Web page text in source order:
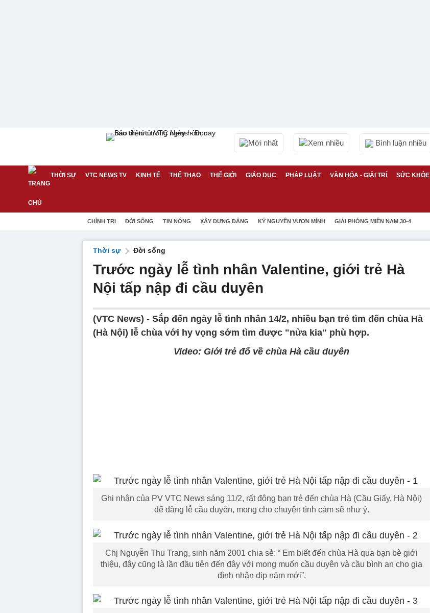
Mới nhất Xem nhiều Bình luận nhiều
THỜI SỰ VTC NEWS TV KINH TẾ THỂ THAO THẾ GIỚI GIÁO DỤC PHÁP LUẬT VĂN HÓA - GIẢI TRÍ SỨC KHỎE
CHÍNH TRỊ ĐỜI SỐNG TIN NÓNG XÂY DỰNG ĐẢNG KỶ NGUYÊN VƯƠN MÌNH GIẢI PHÓNG MIỀN NAM 30-4
Thời sự Đời sống
Trước ngày lễ tình nhân Valentine, giới trẻ Hà
Nội tấp nập đi cầu duyên
(VTC News) - Sắp đến ngày lễ tình nhân 14/2, nhiều bạn trẻ tìm đến chùa Hà
(Hà Nội) lễ chùa với hy vọng sớm tìm được "nửa kia" phù hợp.
Video: Giới trẻ đổ về chùa Hà cầu duyên
Ghi nhận của PV VTC News sáng 11/2, rất đông bạn trẻ đến chùa Hà (Cầu Giấy, Hà Nội)
để dâng lễ cầu duyên, mong cho chuyện tình cảm sẽ như ý.
Chị Nguyễn Thu Trang, sinh năm 2001 chia sẻ: “ Em biết đến chùa Hà qua bạn bè giới
thiệu, đây cũng là lần đầu tiên đến đây với mong muốn cầu duyên và cầu bình an cho gia
đình nhân dịp năm mới”.